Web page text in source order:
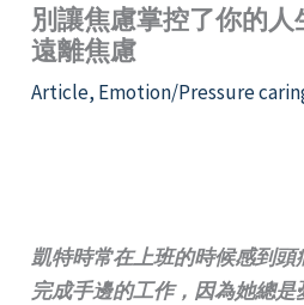
別讓焦慮掌控了你的
遠離焦慮
Article, Emotion/Pressure
凱特時常在上班的時候感到
完成手邊的工作，因為她總是